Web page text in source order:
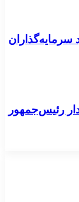
رئیس‌جمهور